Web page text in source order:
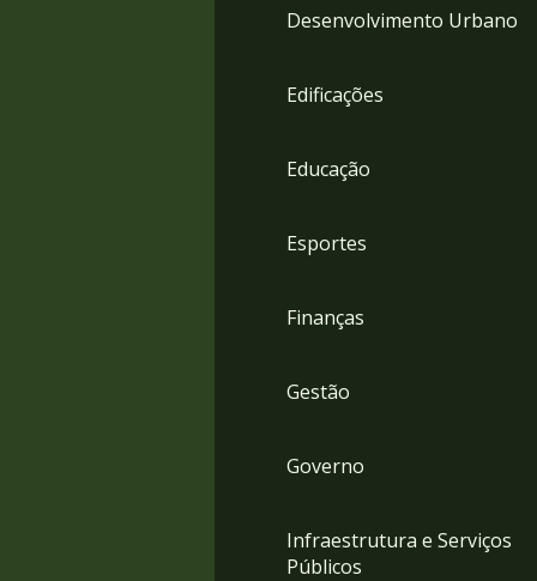
Desenvolvimento Urbano
Edificações
Educação
Esportes
Finanças
Gestão
Governo
Infraestrutura e Serviços
Públicos